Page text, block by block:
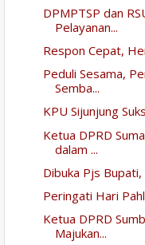
DPMPTSP dan
Pelayanan...
Respon Cepat,
Peduli Sesama,
Semba...
KPU Sijunjung
Ketua DPRD
dalam ...
Dibuka Pjs Bupati,
Peringati Hari
Ketua DPRD
Majukan...